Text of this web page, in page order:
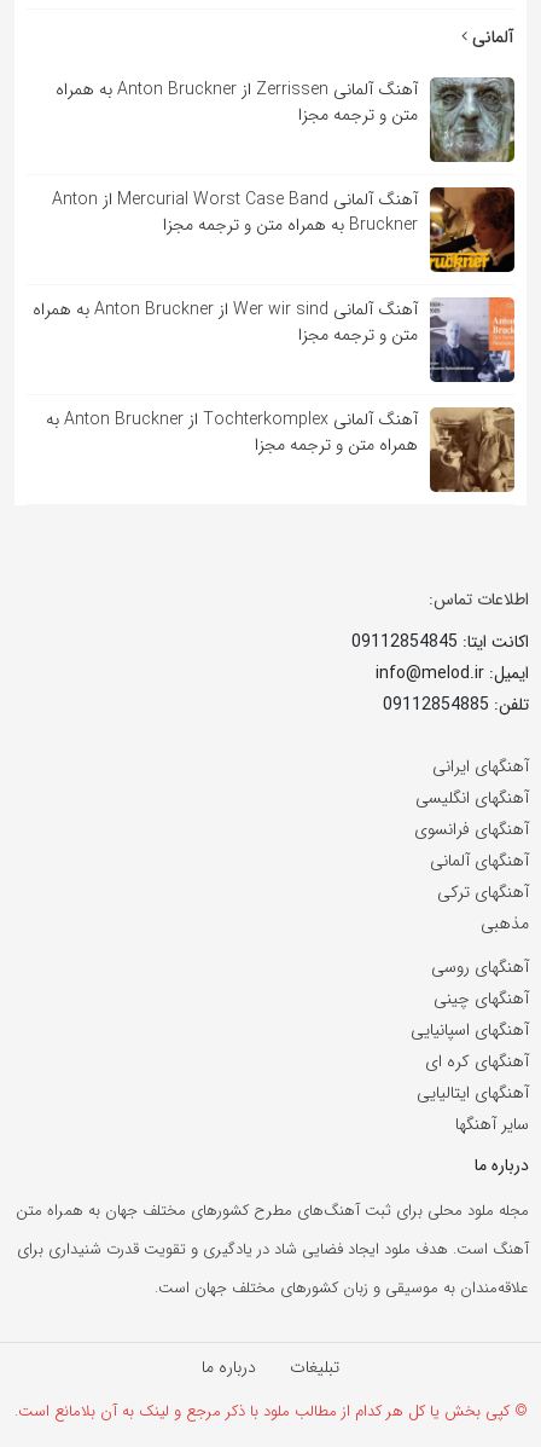
آلمانی
آهنگ آلمانی Zerrissen از Anton Bruckner به همراه
متن و ترجمه مجزا
آهنگ آلمانی Mercurial Worst Case Band از Anton
Bruckner به همراه متن و ترجمه مجزا
آهنگ آلمانی Wer wir sind از Anton Bruckner به همراه
متن و ترجمه مجزا
آهنگ آلمانی Tochterkomplex از Anton Bruckner به
همراه متن و ترجمه مجزا
اطلاعات تماس:
اکانت ایتا: 09112854845
ایمیل: info@melod.ir
تلفن: 09112854885
آهنگهای ایرانی
آهنگهای انگلیسی
آهنگهای فرانسوی
آهنگهای آلمانی
آهنگهای ترکی
مذهبی
آهنگهای روسی
آهنگهای چینی
آهنگهای اسپانیایی
آهنگهای کره ای
آهنگهای ایتالیایی
سایر آهنگها
درباره ما
مجله ملود محلی برای ثبت آهنگ‌های مطرح کشورهای مختلف جهان به همراه متن
آهنگ است. هدف ملود ایجاد فضایی شاد در یادگیری و تقویت قدرت شنیداری برای
علاقه‌مندان به موسیقی و زبان کشورهای مختلف جهان است.
تبلیغات درباره ما
© کپی بخش یا کل هر کدام از مطالب ملود با ذکر مرجع و لینک به آن بلامانع است.